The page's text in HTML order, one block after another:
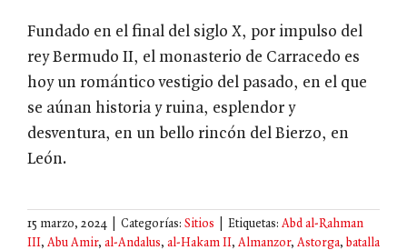
Fundado en el final del siglo X, por impulso del
rey Bermudo II, el monasterio de Carracedo es
hoy un romántico vestigio del pasado, en el que
se aúnan historia y ruina, esplendor y
desventura, en un bello rincón del Bierzo, en
León.
15 marzo, 2024 Categorías: Sitios Etiquetas: Abd al-Rahman
III, Abu Amir, al-Andalus, al-Hakam II, Almanzor, Astorga, batalla